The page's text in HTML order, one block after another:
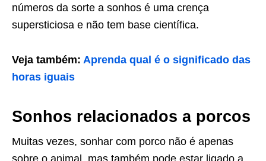
números da sorte a sonhos é uma crença
supersticiosa e não tem base científica.
Veja também: Aprenda qual é o significado das
horas iguais
Sonhos relacionados a porcos
Muitas vezes, sonhar com porco não é apenas